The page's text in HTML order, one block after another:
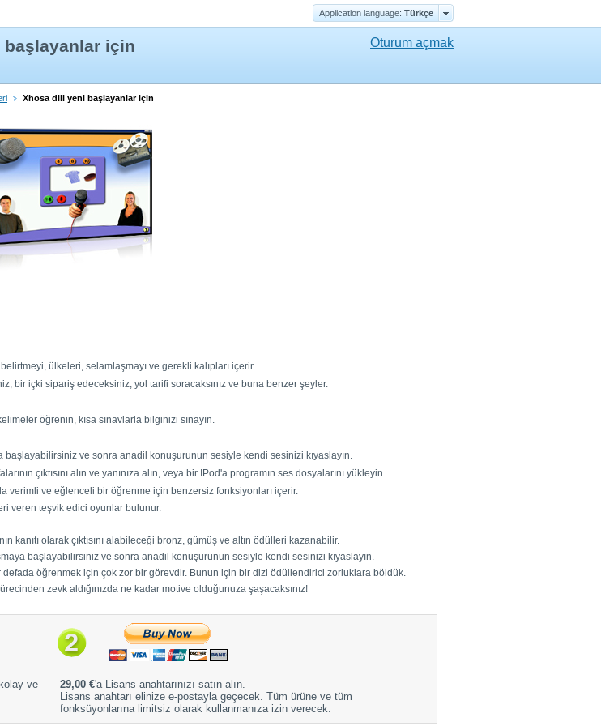
Application language: Türkçe
için Oturum açmak
Xhosa dili yeni başlayanlar için
ülkeleri, selamlaşmayı ve gerekli kalıpları içerir.
bir içki sipariş edeceksiniz, yol tarifi soracaksınız ve buna benzer şeyler.
öğrenin, kısa sınavlarla bilginizi sınayın.
başlayabilirsiniz ve sonra anadil konuşurunun sesiyle kendi sesinizi kıyaslayın.
çıktısını alın ve yanınıza alın, veya bir İPod'a programın ses dosyalarını yükleyin.
verimli ve eğlenceli bir öğrenme için benzersiz fonksiyonları içerir.
veren teşvik edici oyunlar bulunur.
kanıtı olarak çıktısını alabileceği bronz, gümüş ve altın ödülleri kazanabilir.
başlayabilirsiniz ve sonra anadil konuşurunun sesiyle kendi sesinizi kıyaslayın.
öğrenmek için çok zor bir görevdir. Bunun için bir dizi ödüllendirici zorluklara böldük.
zevk aldığınızda ne kadar motive olduğunuza şaşacaksınız!
ve
29,00 €'a Lisans anahtarınızı satın alın.
Lisans anahtarı elinize e-postayla geçecek. Tüm ürüne ve tüm
fonksüyonlarına limitsiz olarak kullanmanıza izin verecek.